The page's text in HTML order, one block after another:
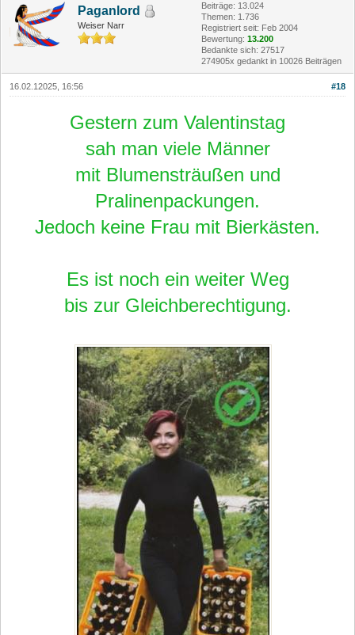
Paganlord
Weiser Narr
Beiträge: 13.024
Themen: 1.736
Registriert seit: Feb 2004
Bewertung: 13.200
Bedankte sich: 27517
274905x gedankt in 10026 Beiträgen
#18
16.02.12025, 16:56
Gestern zum Valentinstag
sah man viele Männer
mit Blumensträußen und
Pralinenpackungen.
Jedoch keine Frau mit Bierkästen.
Es ist noch ein weiter Weg
bis zur Gleichberechtigung.